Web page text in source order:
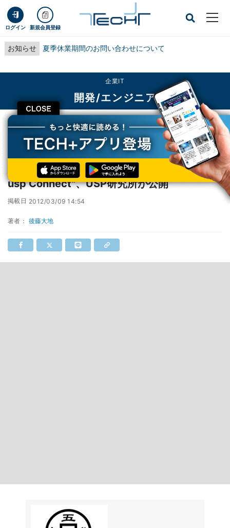
ログイン 新規会員登録
お知らせ 夏季休業期間のお問い合わせについて
CLOSE
企業IT
開発/エンジニア
TECH+ 企業IT
開発/エンジニア
シェルスクリプトで企業システム構築"Open usp Connect"、USP研究所が公開
シェルスクリプトで企業システム構築"Open
usp Connect"、USP研究所が公開
掲載日 2012/03/09 14:54
著者： 後藤大地